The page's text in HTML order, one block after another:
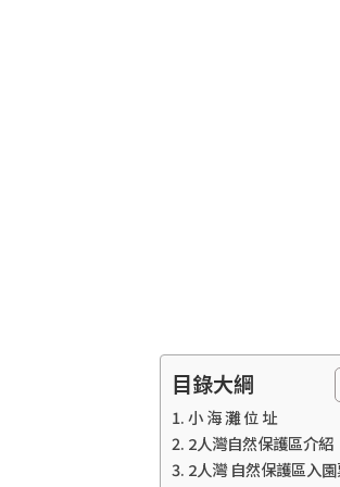
目錄大綱
小 海 灘 位 址
2人灣自然保護區介紹
2人灣 自然保護區入